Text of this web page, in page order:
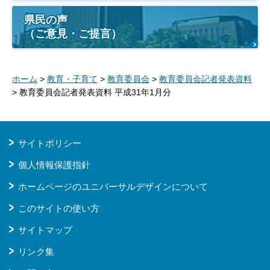
県民の声
（ご意見・ご提言）
ホーム > 教育・子育て > 教育委員会 > 教育委員会記者発表資料
> 教育委員会記者発表資料 平成31年1月分
サイトポリシー
個人情報保護指針
ホームページのユニバーサルデザインについて
このサイトの使い方
サイトマップ
リンク集